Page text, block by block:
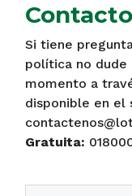
Contacto
Si tiene
política no dude
momento a
disponible en
Gratuita: